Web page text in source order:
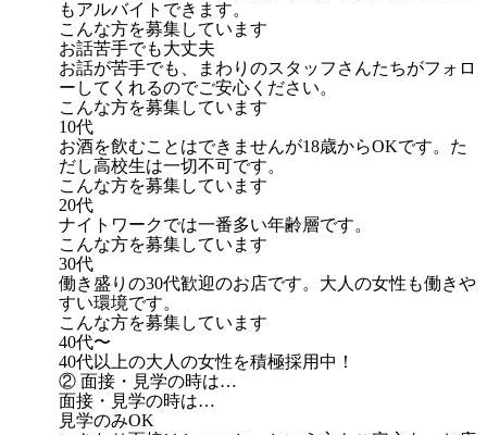
もアルバイトできます。
こんな方を募集しています
お話苦手でも大丈夫
お話が苦手でも、まわりのスタッフさんたちがフォロ
ーしてくれるのでご安心ください。
こんな方を募集しています
10代
お酒を飲むことはできませんが18歳からOKです。た
だし高校生は一切不可です。
こんな方を募集しています
20代
ナイトワークでは一番多い年齢層です。
こんな方を募集しています
30代
働き盛りの30代歓迎のお店です。大人の女性も働きや
すい環境です。
こんな方を募集しています
40代〜
40代以上の大人の女性を積極採用中！
② 面接・見学の時は…
面接・見学の時は…
見学のみOK